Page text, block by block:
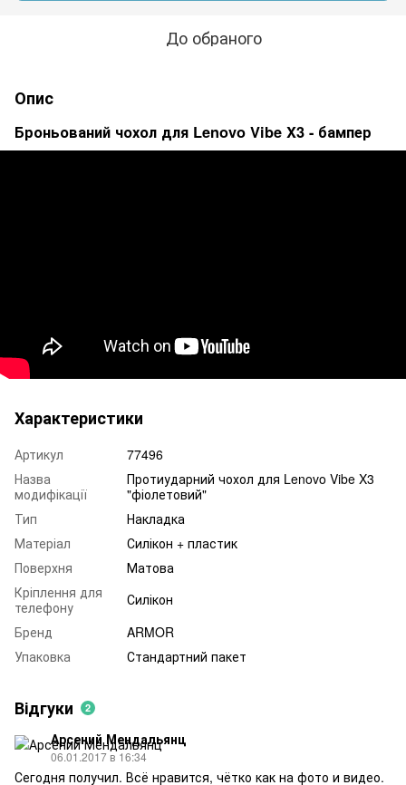
До обраного
Опис
Броньований чохол для Lenovo Vibe X3 - бампер
Характеристики
Артикул
77496
Назва
модифікації
Протиударний чохол для Lenovo Vibe X3
"фіолетовий"
Тип
Накладка
Матеріал
Силікон + пластик
Поверхня
Матова
Кріплення для
телефону
Силікон
Бренд
ARMOR
Упаковка
Стандартний пакет
Відгуки 2
Арсений Мендальянц
06.01.2017 в 16:34
Сегодня получил. Всё нравится, чётко как на фото и видео.